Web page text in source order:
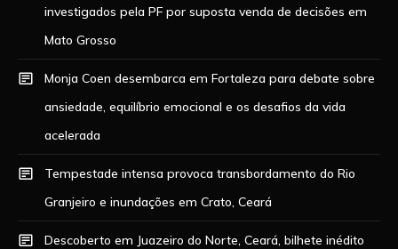
investigados pela PF por suposta venda de decisões em
Mato Grosso
Monja Coen desembarca em Fortaleza para debate sobre
ansiedade, equilíbrio emocional e os desafios da vida
acelerada
Tempestade intensa provoca transbordamento do Rio
Granjeiro e inundações em Crato, Ceará
Descoberto em Juazeiro do Norte, Ceará, bilhete inédito